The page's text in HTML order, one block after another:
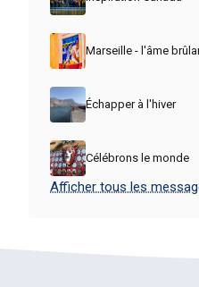
Marseille - l'âme
Échapper à l'hiver
Célébrons le monde
Afficher tous les